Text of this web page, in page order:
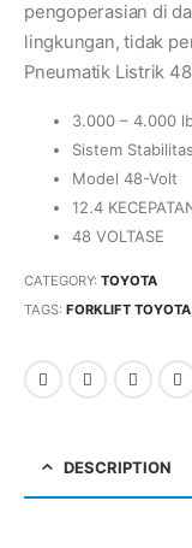
pengoperasian di
lingkungan, tidak
Pneumatik Listrik
3.000 – 4.000
Sistem
Model 48-Volt
12.4
48 VOLTASE
CATEGORY: TOYOTA
TAGS: FORKLIFT TOYOTA
DESCRIPTION